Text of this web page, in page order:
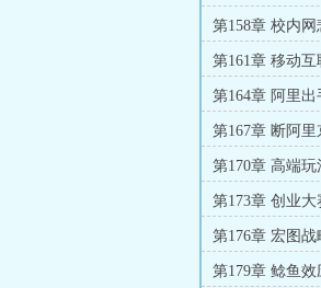
第158章 校内
第161章 移动互
第164章 阿里出
第167章 断阿里
第170章 高端玩
第173章 创业大
第176章 宏图
票！）
第179章 鲶鱼效